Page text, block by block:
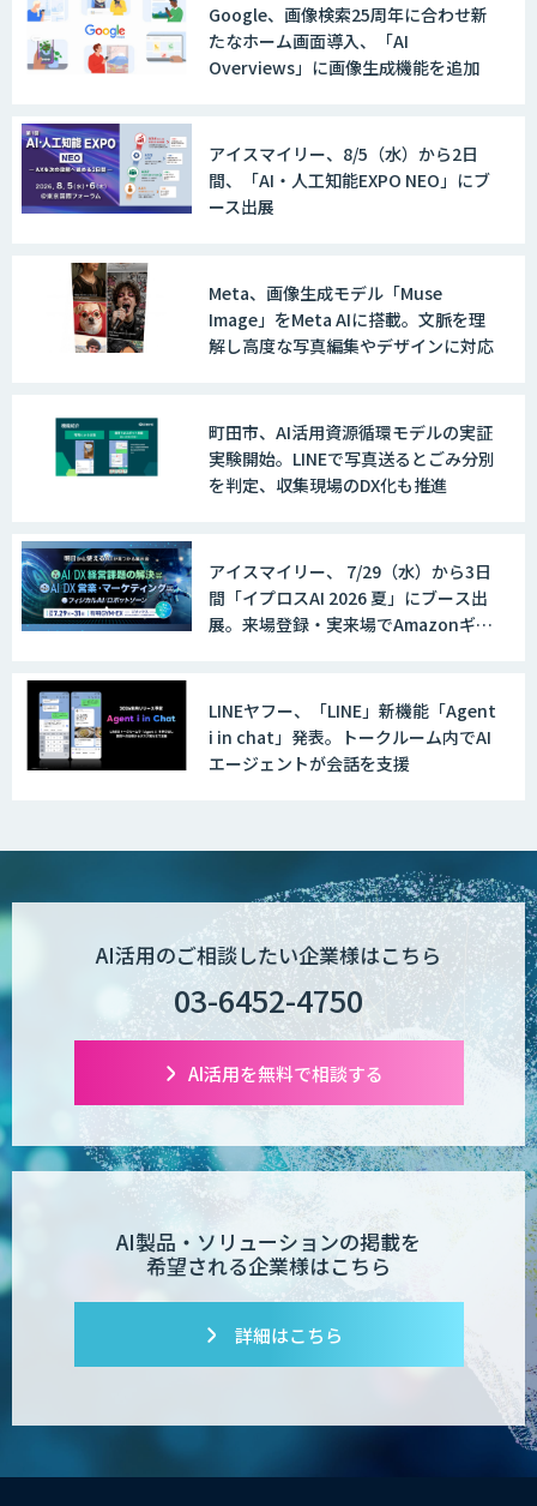
Google、画像検索25周年に合わせ新
たなホーム画面導入、「AI
Overviews」に画像生成機能を追加
アイスマイリー、8/5（水）から2日
間、「AI・人工知能EXPO NEO」にブ
ース出展
Meta、画像生成モデル「Muse
Image」をMeta AIに搭載。文脈を理
解し高度な写真編集やデザインに対応
町田市、AI活用資源循環モデルの実証
実験開始。LINEで写真送るとごみ分別
を判定、収集現場のDX化も推進
アイスマイリー、 7/29（水）から3日
間「イプロスAI 2026 夏」にブース出
展。来場登録・実来場でAmazonギフ
LINEヤフー、「LINE」新機能「Agent
i in chat」発表。トークルーム内でAI
エージェントが会話を支援
AI活用のご相談したい企業様はこちら
03-6452-4750
AI活用を無料で相談する
AI製品・ソリューションの掲載を
希望される企業様はこちら
詳細はこちら